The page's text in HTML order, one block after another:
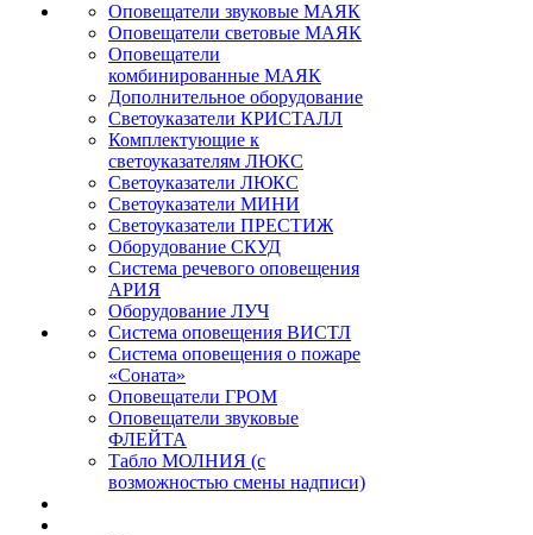
Оповещатели звуковые МАЯК
Оповещатели световые МАЯК
Оповещатели
комбинированные МАЯК
Дополнительное оборудование
Светоуказатели КРИСТАЛЛ
Комплектующие к
светоуказателям ЛЮКС
Светоуказатели ЛЮКС
Светоуказатели МИНИ
Светоуказатели ПРЕСТИЖ
Оборудование СКУД
Система речевого оповещения
АРИЯ
Оборудование ЛУЧ
Система оповещения ВИСТЛ
Система оповещения о пожаре
«Соната»
Оповещатели ГРОМ
Оповещатели звуковые
ФЛЕЙТА
Табло МОЛНИЯ (с
возможностью смены надписи)